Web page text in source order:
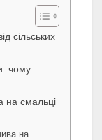
сільських
чому
на смальці
на